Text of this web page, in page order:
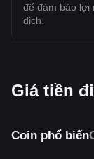
để đảm bảo lợi
dịch.
Giá tiền
Coin phổ biến